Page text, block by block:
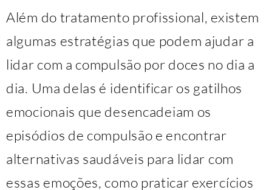
Além do tratamento profissional, existem
algumas estratégias que podem ajudar a
lidar com a compulsão por doces no dia a
dia. Uma delas é identificar os gatilhos
emocionais que desencadeiam os
episódios de compulsão e encontrar
alternativas saudáveis para lidar com
essas emoções, como praticar exercícios